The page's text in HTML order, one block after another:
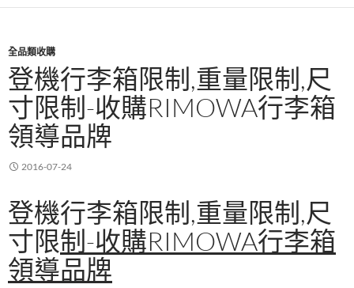
k
全品類收購
登機行李箱限制,重量限制,尺
寸限制-收購RIMOWA行李箱
領導品牌
2016-07-24
登機行李箱限制,重量限制,尺
寸限制-收購RIMOWA行李箱
領導品牌